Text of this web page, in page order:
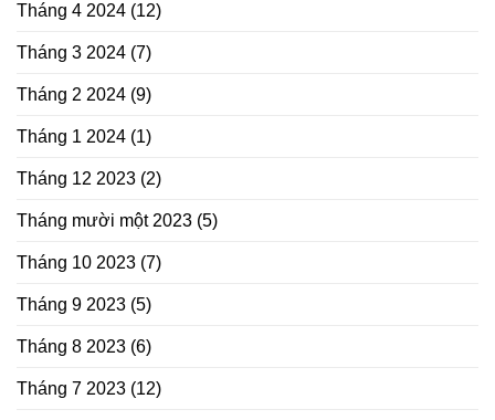
Tháng 4 2024 (12)
Tháng 3 2024 (7)
Tháng 2 2024 (9)
Tháng 1 2024 (1)
Tháng 12 2023 (2)
Tháng mười một 2023 (5)
Tháng 10 2023 (7)
Tháng 9 2023 (5)
Tháng 8 2023 (6)
Tháng 7 2023 (12)